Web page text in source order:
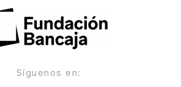
Síguenos en: